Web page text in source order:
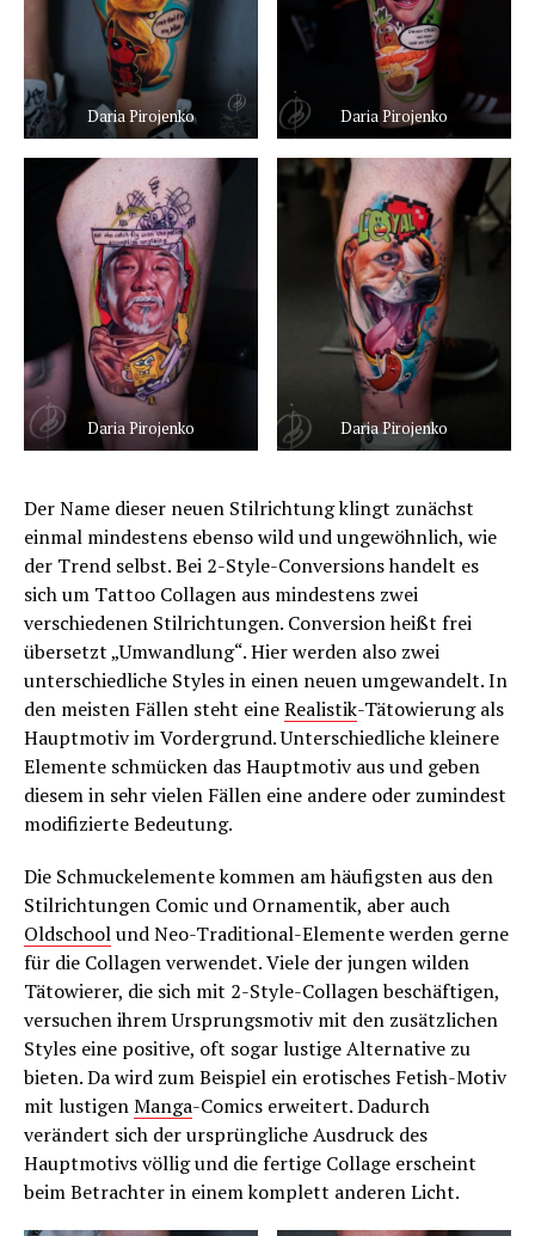
Daria Pirojenko Daria Pirojenko
Daria Pirojenko Daria Pirojenko
Der Name dieser neuen Stilrichtung klingt zunächst
einmal mindestens ebenso wild und ungewöhnlich, wie
der Trend selbst. Bei 2-Style-Conversions handelt es
sich um Tattoo Collagen aus mindestens zwei
verschiedenen Stilrichtungen. Conversion heißt frei
übersetzt „Umwandlung“. Hier werden also zwei
unterschiedliche Styles in einen neuen umgewandelt. In
den meisten Fällen steht eineRealistik-Tätowierung als
Hauptmotiv im Vordergrund. Unterschiedliche kleinere
Elemente schmücken das Hauptmotiv aus und geben
diesem in sehr vielen Fällen eine andere oder zumindest
modifizierte Bedeutung.
Die Schmuckelemente kommen am häufigsten aus den
Stilrichtungen Comic und Ornamentik, aber auch
Oldschoolund Neo-Traditional-Elemente werden gerne
für die Collagen verwendet. Viele der jungen wilden
Tätowierer, die sich mit 2-Style-Collagen beschäftigen,
versuchen ihrem Ursprungsmotiv mit den zusätzlichen
Styles eine positive, oft sogar lustige Alternative zu
bieten. Da wird zum Beispiel ein erotisches Fetish-Motiv
mit lustigenManga-Comics erweitert. Dadurch
verändert sich der ursprüngliche Ausdruck des
Hauptmotivs völlig und die fertige Collage erscheint
beim Betrachter in einem komplett anderen Licht.